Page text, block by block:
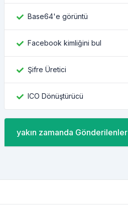
Base64'e görüntü
Facebook kimliğini bul
Şifre Üretici
ICO Dönüştürücü
yakın zamanda Gönderilenler